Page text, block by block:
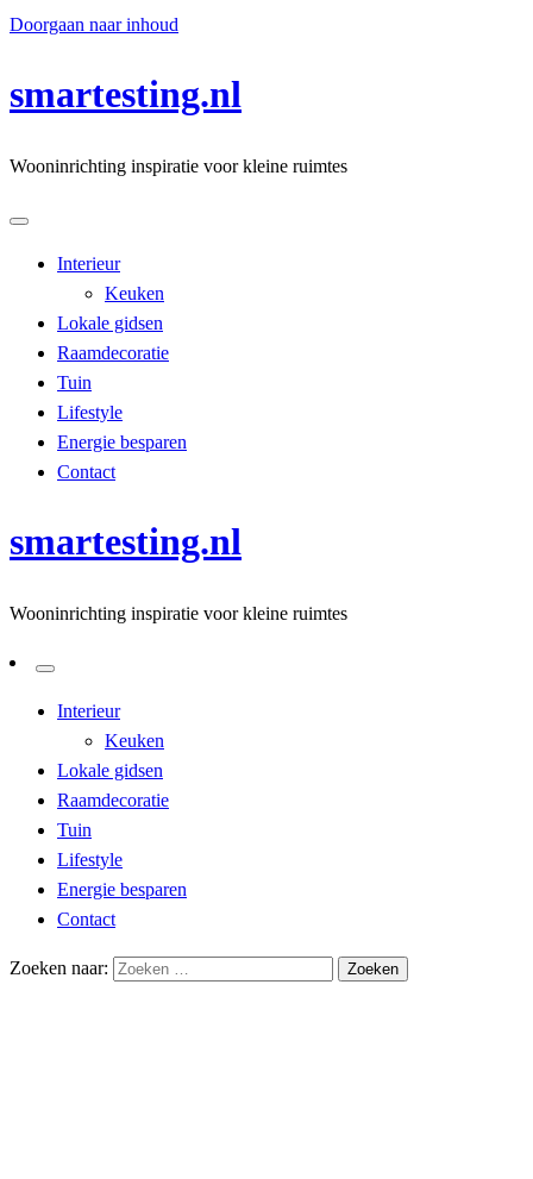
Doorgaan naar inhoud
smartesting.nl
Wooninrichting inspiratie voor kleine ruimtes
Interieur
Keuken
Lokale gidsen
Raamdecoratie
Tuin
Lifestyle
Energie besparen
Contact
smartesting.nl
Wooninrichting inspiratie voor kleine ruimtes
Interieur
Keuken
Lokale gidsen
Raamdecoratie
Tuin
Lifestyle
Energie besparen
Contact
Zoeken naar: